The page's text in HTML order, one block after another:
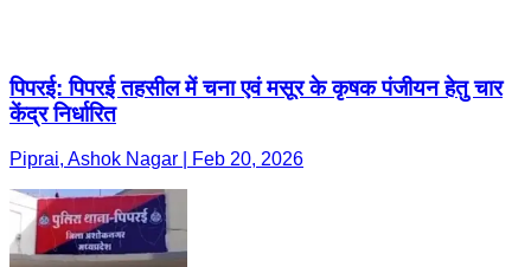
पिपरई: पिपरई तहसील में चना एवं मसूर के कृषक पंजीयन हेतु चार
केंद्र निर्धारित
Piprai, Ashok Nagar | Feb 20, 2026